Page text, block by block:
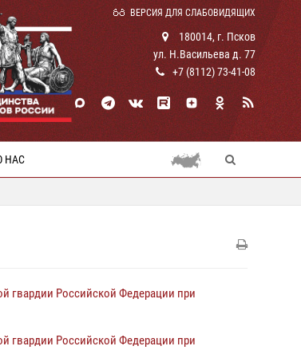
ВЕРСИЯ ДЛЯ СЛАБОВИДЯЩИХ
180014, г. Псков
ул. Н.Васильева д. 77
+7 (8112) 73-41-08
НАС
гвардии Российской Федерации при
гвардии Российской Федерации при